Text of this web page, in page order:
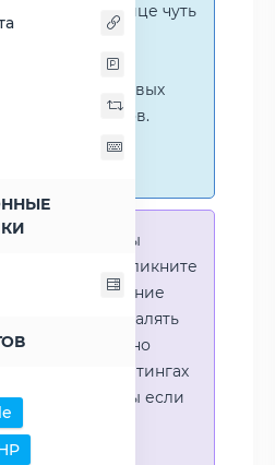
На этой странице чуть
сравнения
и числовых
процессоров.
к наглядным
Для того что-бы
процессор - кликните
Выделение
выборочно удалять
или наглядно
в рейтингах
путаницы если
несколько